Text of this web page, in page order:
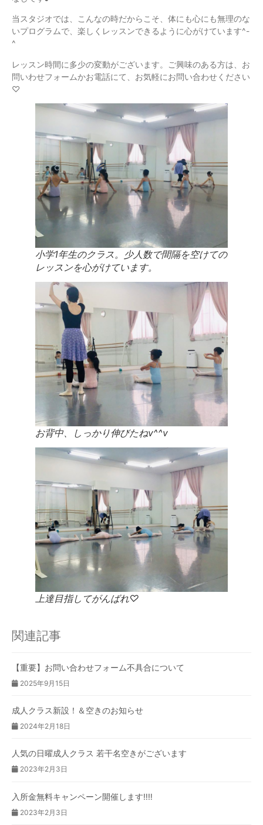
当スタジオでは、こんなの時だからこそ、体にも心にも無理のな
いプログラムで、楽しくレッスンできるように心がけています^-
^
レッスン時間に多少の変動がございます。ご興味のある方は、お
問いわせフォームかお電話にて、お気軽にお問い合わせください
♡
小学1年生のクラス。少人数で間隔を空けての
レッスンを心がけています。
お背中、しっかり伸びたねv^^v
上達目指してがんばれ♡
関連記事
【重要】お問い合わせフォーム不具合について
2025年9月15日
成人クラス新設！＆空きのお知らせ
2024年2月18日
人気の日曜成人クラス 若干名空きがございます
2023年2月3日
入所金無料キャンペーン開催します‼︎‼︎
2023年2月3日